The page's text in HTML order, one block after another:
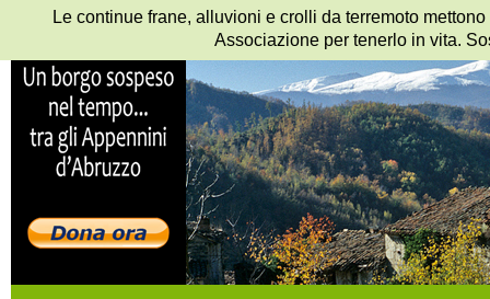
Le continue frane, alluvioni e crolli da terremoto
Associazione per tenerlo in vita.